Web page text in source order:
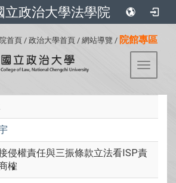
立政治大學法學院
首頁 / 政治大學首頁 / 網站導覽 / 院館專區
Toggle
侵權責任與三振條款立法看ISP責
榷